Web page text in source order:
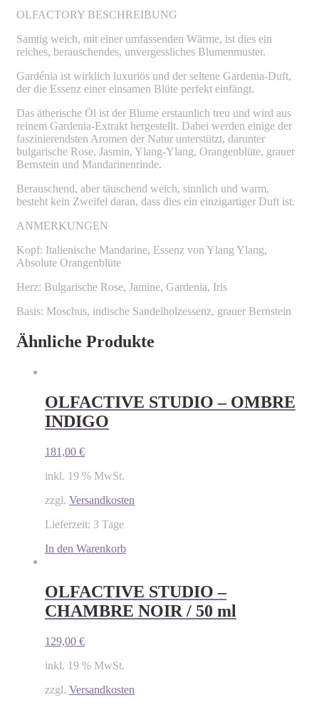
OLFACTORY BESCHREIBUNG
Samtig weich, mit einer umfassenden Wärme, ist dies ein
reiches, berauschendes, unvergessliches Blumenmuster.
Gardénia ist wirklich luxuriös und der seltene Gardenia-Duft,
der die Essenz einer einsamen Blüte perfekt einfängt.
Das ätherische Öl ist der Blume erstaunlich treu und wird aus
reinem Gardenia-Extrakt hergestellt. Dabei werden einige der
faszinierendsten Aromen der Natur unterstützt, darunter
bulgarische Rose, Jasmin, Ylang-Ylang, Orangenblüte, grauer
Bernstein und Mandarinenrinde.
Berauschend, aber täuschend weich, sinnlich und warm,
besteht kein Zweifel daran, dass dies ein einzigartiger Duft ist.
ANMERKUNGEN
Kopf: Italienische Mandarine, Essenz von Ylang Ylang,
Absolute Orangenblüte
Herz: Bulgarische Rose, Jamine, Gardenia, Iris
Basis: Moschus, indische Sandelholzessenz, grauer Bernstein
Ähnliche Produkte
OLFACTIVE STUDIO – OMBRE
INDIGO
181,00 €
inkl. 19 % MwSt.
zzgl. Versandkosten
Lieferzeit: 3 Tage
In den Warenkorb
OLFACTIVE STUDIO –
CHAMBRE NOIR / 50 ml
129,00 €
inkl. 19 % MwSt.
zzgl. Versandkosten